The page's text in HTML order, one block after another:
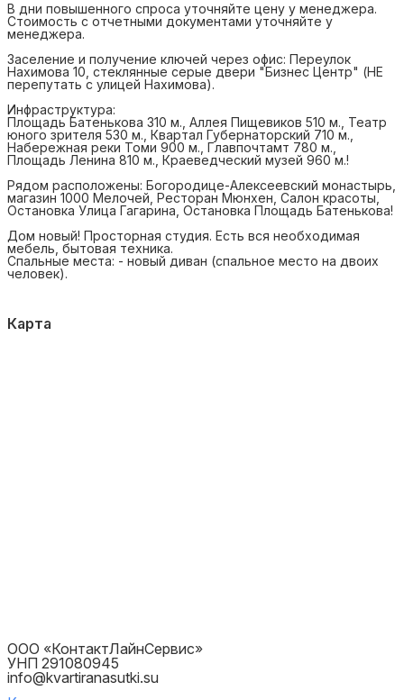
В дни повышенного спроса уточняйте цену у менеджера.
Стоимость с отчетными документами уточняйте у
менеджера.
Заселение и получение ключей через офис: Переулок
Нахимова 10, стеклянные серые двери "Бизнес Центр" (НЕ
перепутать с улицей Нахимова).
Инфраструктура:
Площадь Батенькова 310 м., Аллея Пищевиков 510 м., Театр
юного зрителя 530 м., Квартал Губернаторский 710 м.,
Набережная реки Томи 900 м., Главпочтамт 780 м.,
Площадь Ленина 810 м., Краеведческий музей 960 м.!
Рядом расположены: Богородице-Алексеевский монастырь,
магазин 1000 Мелочей, Ресторан Мюнхен, Салон красоты,
Остановка Улица Гагарина, Остановка Площадь Батенькова!
Дом новый! Просторная студия. Есть вся необходимая
мебель, бытовая техника.
Спальные места: - новый диван (спальное место на двоих
человек).
Карта
ООО «КонтактЛайнСервис»
УНП 291080945
info@kvartiranasutki.su